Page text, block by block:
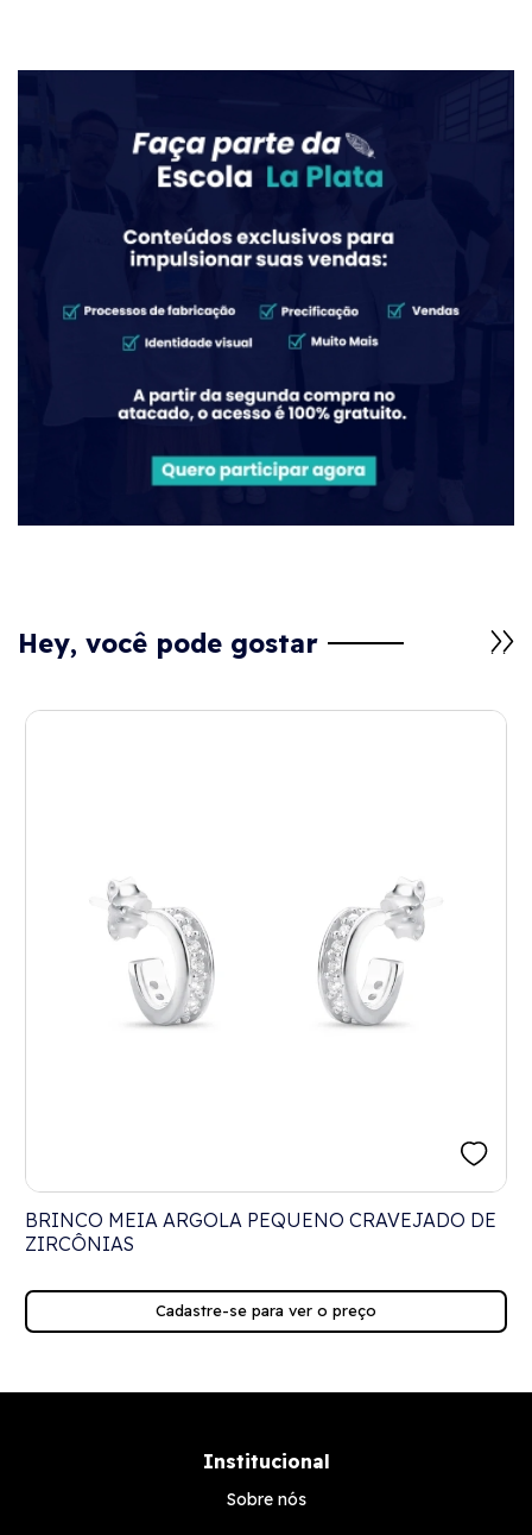
Hey, você pode gostar
BRINCO MEIA ARGOLA PEQUENO CRAVEJADO DE
ZIRCÔNIAS
Cadastre-se para ver o preço
Institucional
Sobre nós